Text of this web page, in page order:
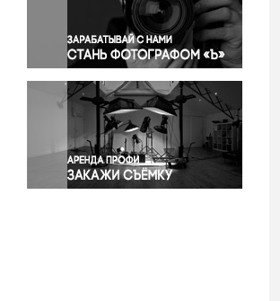
Правосудие
Происшествия и конфликты
Религия
Светская жизнь
Спорт
Экология
Экономика и бизнес